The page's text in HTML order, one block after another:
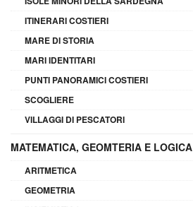
ITINERARI COSTIERI
MARE DI STORIA
MARI IDENTITARI
PUNTI PANORAMICI COSTIERI
SCOGLIERE
VILLAGGI DI PESCATORI
MATEMATICA, GEOMTERIA E LOGICA
ARITMETICA
GEOMETRIA